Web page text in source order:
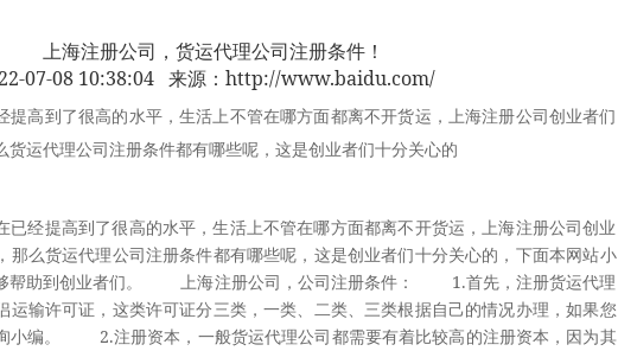
上海注册公司，货运代理公司注册条件！
07-08 10:38:04 来源：http://www.baidu.com/
提高到了很高的水平，生活上不管在哪方面都离不开货运，上海注册公司创业者们
货运代理公司注册条件都有哪些呢，这是创业者们十分关心的
经提高到了很高的水平，生活上不管在哪方面都离不开货运，上海注册公司创业
那么货运代理公司注册条件都有哪些呢，这是创业者们十分关心的，下面本网站小
够帮助到创业者们。 上海注册公司，公司注册条件： 1.首先，注册货运代理
运输许可证，这类许可证分三类，一类、二类、三类根据自己的情况办理，如果您
小编。 2.注册资本，一般货运代理公司都需要有着比较高的注册资本，因为其